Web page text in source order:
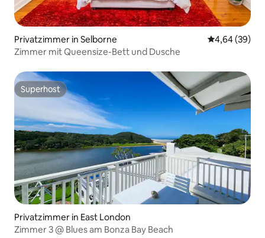
Privatzimmer in Selborne
4,64 (39)
Zimmer mit Queensize-Bett und Dusche
Superhost
Superhost
Privatzimmer in East London
Zimmer 3 @ Blues am Bonza Bay Beach